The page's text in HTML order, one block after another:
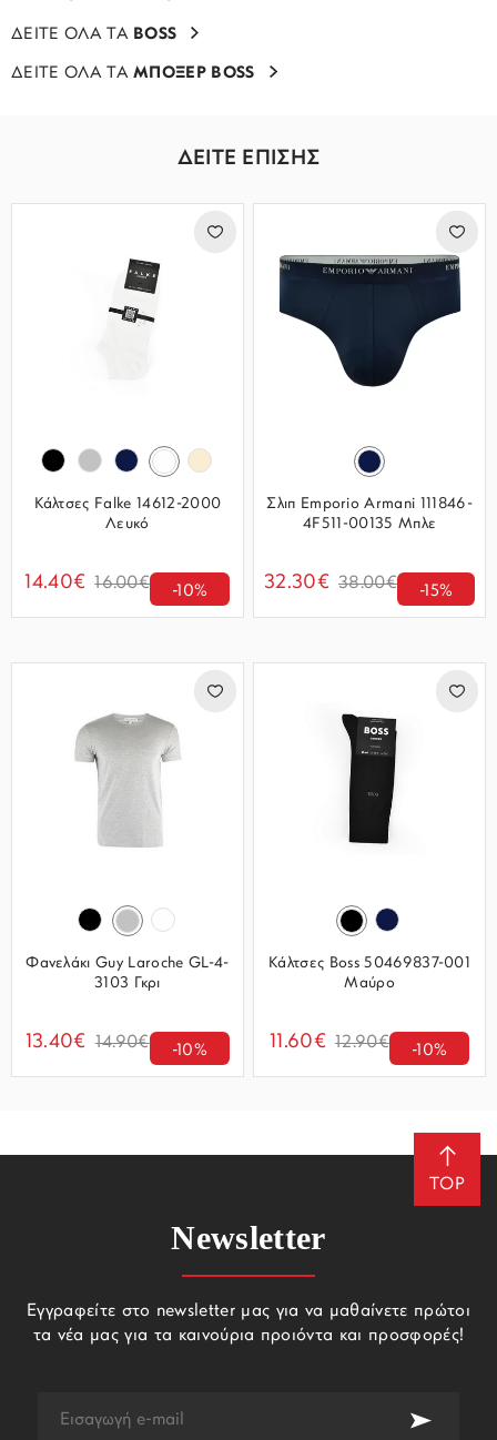
ΔΕΙΤΕ ΟΛΑ ΤΑ BOSS
ΔΕΙΤΕ ΟΛΑ ΤΑΜΠΟΞΕΡ BOSS
ΔΕΙΤΕ ΕΠΙΣΗΣ
Κάλτσες Falke 14612-2000
Λευκό
14.40€ 16.00€ -10%
Σλιπ Emporio Armani 111846-
4F511-00135 Μπλε
32.30€ 38.00€ -15%
Φανελάκι Guy Laroche GL-4-
3103 Γκρι
13.40€ 14.90€ -10%
Κάλτσες Boss 50469837-001
Μαύρο
11.60€ 12.90€ -10%
TOP
Newsletter
Εγγραφείτε στο newsletter μας για να μαθαίνετε πρώτοι
τα νέα μας για τα καινούρια προιόντα και προσφορές!